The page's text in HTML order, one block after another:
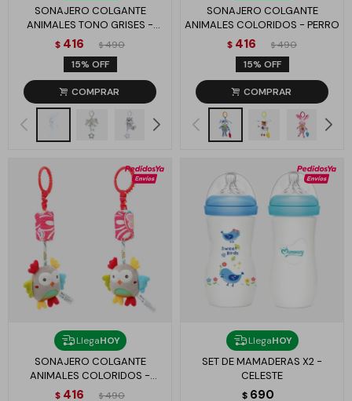
SONAJERO COLGANTE
ANIMALES TONO GRISES -
CONEJO
$ 416 $ 490
15
SONAJERO COLGANTE
ANIMALES COLORIDOS - PERRO
$ 416 $ 490
15
LlegaHOY
SONAJERO COLGANTE
ANIMALES COLORIDOS -
LECHUZA
$ 416 $ 490
LlegaHOY
SET DE MAMADERAS X2 -
CELESTE
$ 690